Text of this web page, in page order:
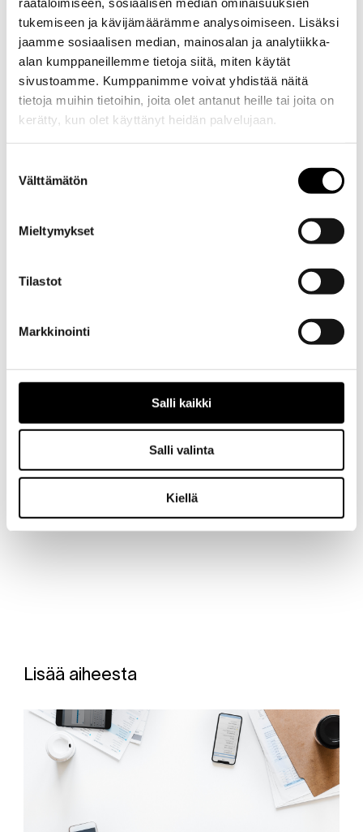
tukemiseen ja kävijämäärämme analysoimiseen. Lisäksi
jaamme sosiaalisen median, mainosalan ja analytiikka-
alan kumppaneillemme tietoja siitä, miten käytät
sivustoamme. Kumppanimme voivat yhdistää näitä
tietoja muihin tietoihin, joita olet antanut heille tai joita on
kerätty, kun olet käyttänyt heidän palvelujaan.
valinta
Välttämätön
Mieltymykset
Tilastot
Markkinointi
Salli kaikki
Salli valinta
Kiellä
4856 to ti 11.10. klo 12-14 ja pe 14.10. klo 11-
12).
Kreab Oyon kansainvälinen viestintätoimisto,
jonka Helsingin-toimistossa työskentelee 20
viestinnän ammattilaista.
talousviestintä sekä strateginen
asiakkaitamme tekemään monimutkaisista
ratkaisuja vaativiin viestintähaasteisiin. Lue
lisää Kreabista, töistämme ja työyhteisömme
Lisää aiheesta